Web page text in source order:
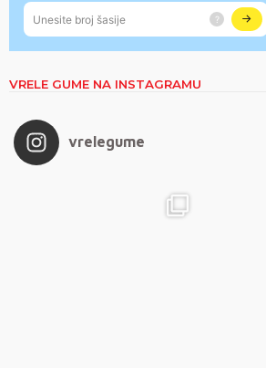
VRELE GUME NA INSTAGRAMU
vrelegume